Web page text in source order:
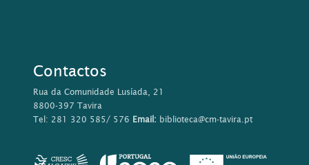
Contactos
Rua da Comunidade Lusíada, 21
8800-397 Tavira
Tel: 281 320 585/ 576 Email: biblioteca@cm-tavira.pt